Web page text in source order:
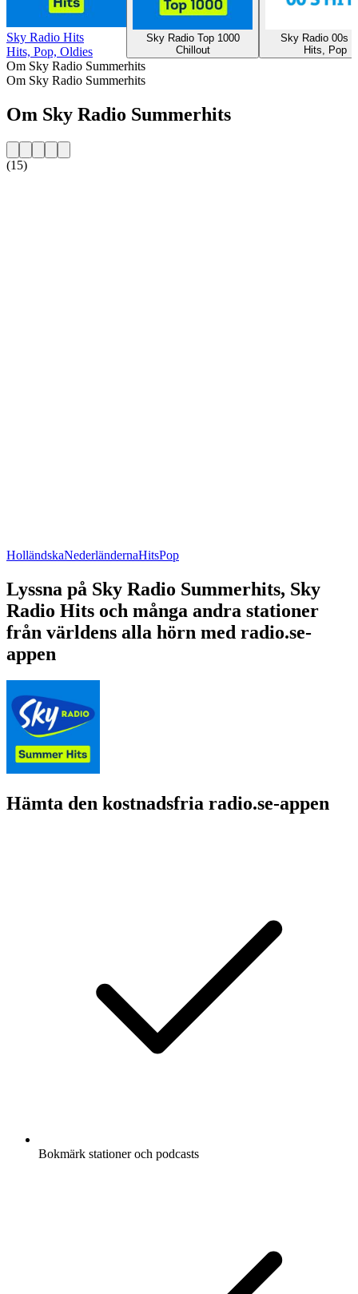
Sky Radio Hits
Hits, Pop, Oldies
Sky Radio Top 1000
Chillout
Sky Radio 00s
Hits, Pop
Om Sky Radio Summerhits
Om Sky Radio Summerhits
Om Sky Radio Summerhits
(15)
HolländskaNederländernaHitsPop
Lyssna på Sky Radio Summerhits, Sky
Radio Hits och många andra stationer
från världens alla hörn med radio.se-
appen
Hämta den kostnadsfria radio.se-appen
Bokmärk stationer och podcasts